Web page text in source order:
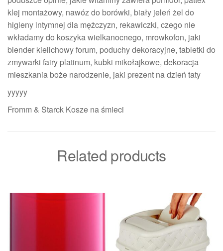
klej montażowy, nawóz do borówki, biały jeleń żel do
higieny intymnej dla mężczyzn, rekawiczki, czego nie
wkładamy do koszyka wielkanocnego, mrowkofon, jaki
blender kielichowy forum, poduchy dekoracyjne, tabletki do
zmywarki fairy platinum, kubki mikołajkowe, dekoracja
mieszkania boże narodzenie, jaki prezent na dzień taty
yyyyy
Fromm & Starck Kosze na śmieci
Related products